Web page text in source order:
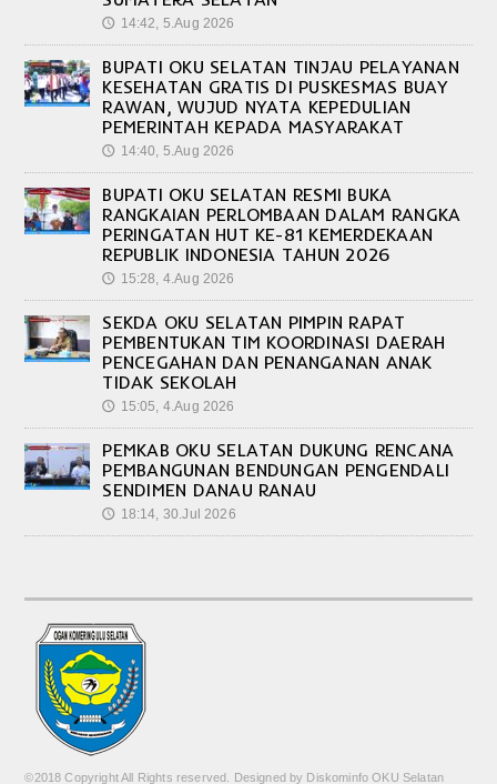
🕔 14:42, 5.Aug 2026
BUPATI OKU SELATAN TINJAU PELAYANAN
KESEHATAN GRATIS DI PUSKESMAS BUAY
RAWAN, WUJUD NYATA KEPEDULIAN
PEMERINTAH KEPADA MASYARAKAT
🕔 14:40, 5.Aug 2026
BUPATI OKU SELATAN RESMI BUKA
RANGKAIAN PERLOMBAAN DALAM RANGKA
PERINGATAN HUT KE-81 KEMERDEKAAN
REPUBLIK INDONESIA TAHUN 2026
🕔 15:28, 4.Aug 2026
SEKDA OKU SELATAN PIMPIN RAPAT
PEMBENTUKAN TIM KOORDINASI DAERAH
PENCEGAHAN DAN PENANGANAN ANAK
TIDAK SEKOLAH
🕔 15:05, 4.Aug 2026
PEMKAB OKU SELATAN DUKUNG RENCANA
PEMBANGUNAN BENDUNGAN PENGENDALI
SENDIMEN DANAU RANAU
🕔 18:14, 30.Jul 2026
©2018 Copyright All Rights reserved. Designed by Diskominfo OKU Selatan